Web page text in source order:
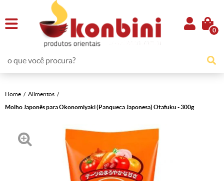
0
Home
Alimentos
Molho Japonês para Okonomiyaki (Panqueca Japonesa) Otafuku - 300g